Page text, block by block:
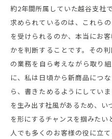
約2年間所属していた越谷支社
求められているのは、これら
を受けられるのか、本当にお
かを判断することです。その
の業務を自ら考えながら取り
に、私は日頃から新商品につ
ら、書きためるようにしてい
を生み出す社風があるため、い
を形にするチャンスを掴みたい
人でも多くのお客様の役に立